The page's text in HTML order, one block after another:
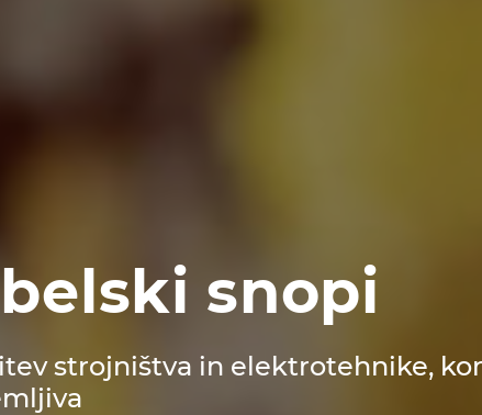
snopi
strojništva in elektrotehnike,